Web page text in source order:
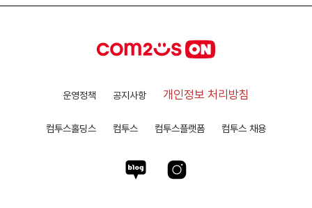
운영정책 공지사항 개인정보 처리방침
컴투스홀딩스 컴투스 컴투스플랫폼 컴투스 채용